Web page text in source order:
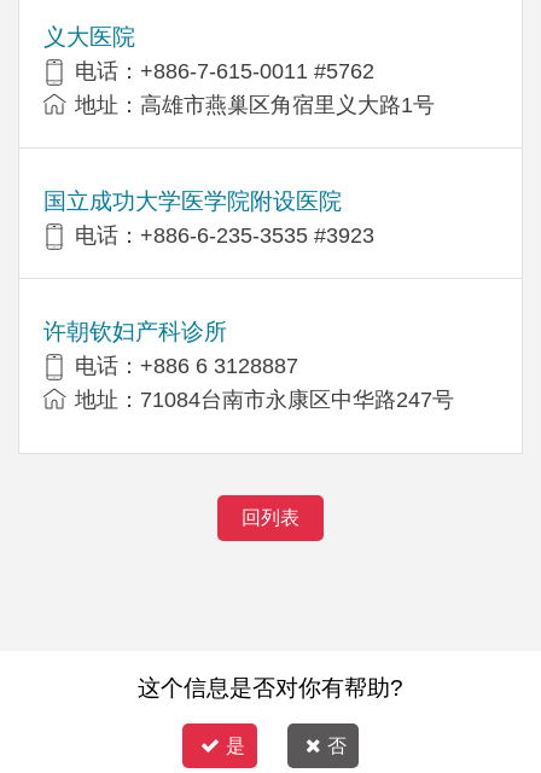
义大医院
电话：+886-7-615-0011 #5762
地址：高雄市燕巢区角宿里义大路1号
国立成功大学医学院附设医院
电话：+886-6-235-3535 #3923
许朝钦妇产科诊所
电话：+886 6 3128887
地址：71084台南市永康区中华路247号
回列表
这个信息是否对你有帮助?
是 否